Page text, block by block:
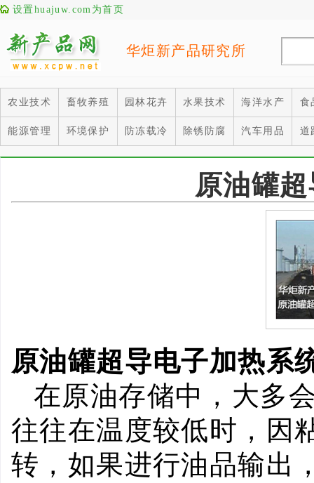
设置huajuw.com为首页
华炬新产品研究所
农业技术 畜牧养殖 园林花卉 水果技术 海洋水产 食
能源管理 环境保护 防冻载冷 除锈防腐 汽车用品 道
原油罐
原油罐超导电子加热系
在原油存储中，大多
往往在温度较低时，因
转，如果进行油品输出